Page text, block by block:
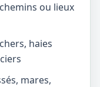
ou lieux
haies
mares,